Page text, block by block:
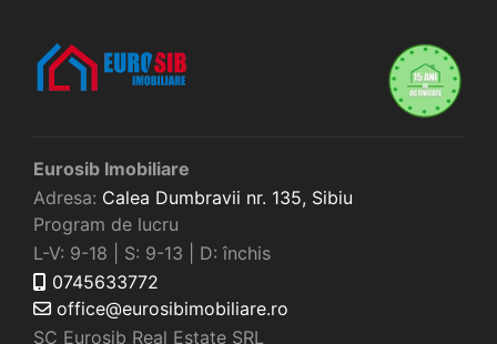
Eurosib Imobiliare
Adresa: Calea Dumbravii nr. 135, Sibiu
Program de lucru
L-V: 9-18 | S: 9-13 | D: închis
0745633772
office@eurosibimobiliare.ro
SC Eurosib Real Estate SRL